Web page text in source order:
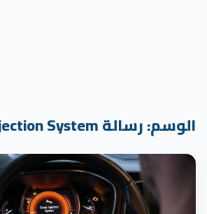
الوسم:رسالة Check Injection System